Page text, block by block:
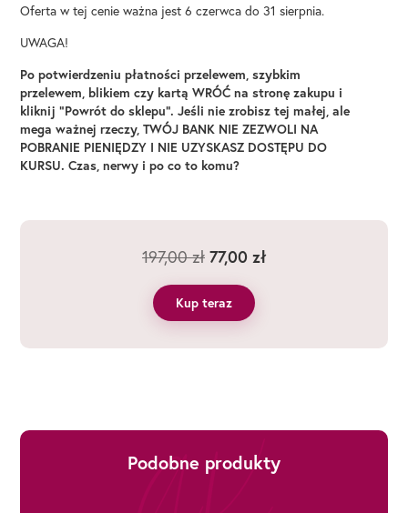
Oferta w tej cenie ważna jest 6 czerwca do 31 sierpnia.
UWAGA!
Po potwierdzeniu płatności przelewem, szybkim
przelewem, blikiem czy kartą WRÓĆ na stronę zakupu i
kliknij “Powrót do sklepu”. Jeśli nie zrobisz tej małej, ale
mega ważnej rzeczy, TWÓJ BANK NIE ZEZWOLI NA
POBRANIE PIENIĘDZY I NIE UZYSKASZ DOSTĘPU DO
KURSU. Czas, nerwy i po co to komu?
197,00zł Pierwotna
wynosiła:
197,00 zł.
77,00 złAktualna
Kup teraz
Podobne produkty